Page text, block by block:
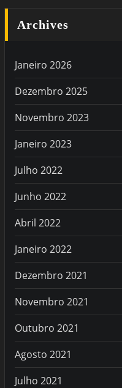
Archives
Janeiro 2026
Dezembro 2025
Novembro 2023
Janeiro 2023
Julho 2022
Junho 2022
Abril 2022
Janeiro 2022
Dezembro 2021
Novembro 2021
Outubro 2021
Agosto 2021
Julho 2021